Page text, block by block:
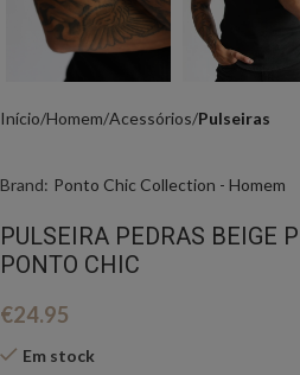
Início Homem Acessórios Pulseiras
Brand: Ponto Chic Collection - Homem
PULSEIRA PEDRAS BEIGE
PONTO CHIC
€24.95
Em stock